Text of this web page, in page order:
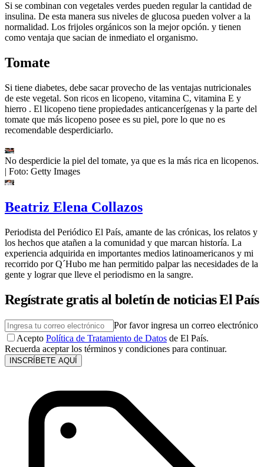
Si se combinan con vegetales verdes pueden regular la cantidad de
insulina. De esta manera sus niveles de glucosa pueden volver a la
normalidad. Los frijoles orgánicos son la mejor opción. y tienen
como ventaja que sacian de inmediato el organismo.
Tomate
Si tiene diabetes, debe sacar provecho de las ventajas nutricionales
de este vegetal. Son ricos en licopeno, vitamina C, vitamina E y
hierro . El licopeno tiene propiedades anticancerígenas y la parte del
tomate que más licopeno posee es su piel, pore lo que no es
recomendable desperdiciarlo.
No desperdicie la piel del tomate, ya que es la más rica en licopenos.
| Foto: Getty Images
Beatriz Elena Collazos
Periodista del Periódico El País, amante de las crónicas, los relatos y
los hechos que atañen a la comunidad y que marcan historía. La
experiencia adquirida en importantes medios latinoamericanos y mi
recorrido por Q´Hubo me han permitido palpar las necesidades de la
gente y lograr que lleve el periodismo en la sangre.
Regístrate gratis al boletín de noticias El País
Por favor ingresa un correo electrónico
Acepto Política de Tratamiento de Datos de El País.
Recuerda aceptar los términos y condiciones para continuar.
INSCRÍBETE AQUÍ